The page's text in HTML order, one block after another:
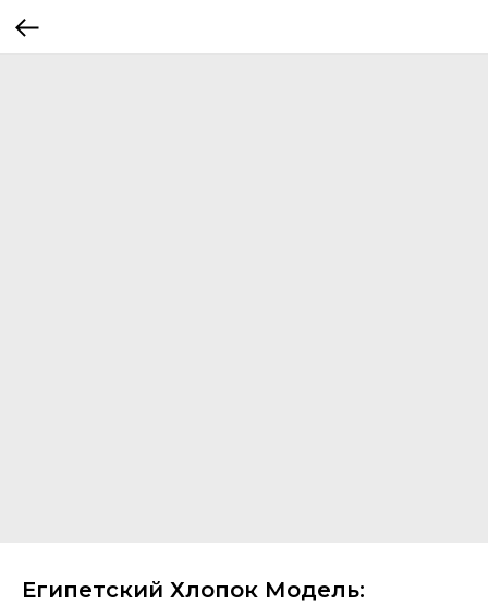
Египетский Хлопок Модель: